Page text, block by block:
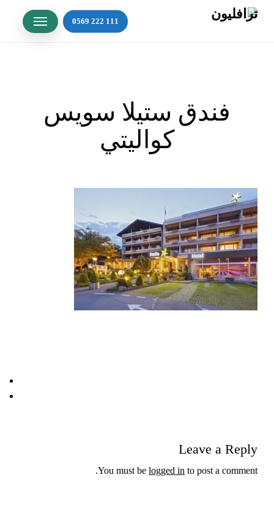
Menu
فندق ستيلا سويس
كواليتي
Leave a Reply
You must belogged in to post a comment.